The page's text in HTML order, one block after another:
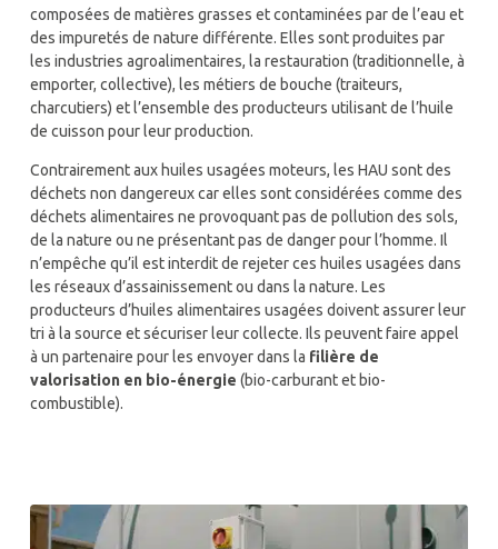
composées de matières grasses et contaminées par de l’eau et
des impuretés de nature différente. Elles sont produites par
les industries agroalimentaires, la restauration (traditionnelle, à
emporter, collective), les métiers de bouche (traiteurs,
charcutiers) et l’ensemble des producteurs utilisant de l’huile
de cuisson pour leur production.
Contrairement aux huiles usagées moteurs, les HAU sont des
déchets non dangereux car elles sont considérées comme des
déchets alimentaires ne provoquant pas de pollution des sols,
de la nature ou ne présentant pas de danger pour l’homme. Il
n’empêche qu’il est interdit de rejeter ces huiles usagées dans
les réseaux d’assainissement ou dans la nature. Les
producteurs d’huiles alimentaires usagées doivent assurer leur
tri à la source et sécuriser leur collecte. Ils peuvent faire appel
à un partenaire pour les envoyer dans la filière de
valorisation en bio-énergie(bio-carburant et bio-
combustible).